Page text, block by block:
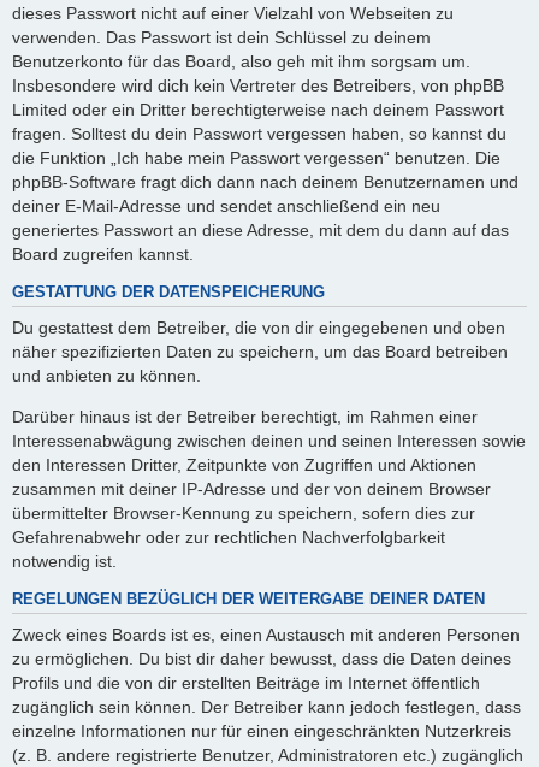
dieses Passwort nicht auf einer Vielzahl von Webseiten zu
verwenden. Das Passwort ist dein Schlüssel zu deinem
Benutzerkonto für das Board, also geh mit ihm sorgsam um.
Insbesondere wird dich kein Vertreter des Betreibers, von phpBB
Limited oder ein Dritter berechtigterweise nach deinem Passwort
fragen. Solltest du dein Passwort vergessen haben, so kannst du
die Funktion „Ich habe mein Passwort vergessen“ benutzen. Die
phpBB-Software fragt dich dann nach deinem Benutzernamen und
deiner E-Mail-Adresse und sendet anschließend ein neu
generiertes Passwort an diese Adresse, mit dem du dann auf das
Board zugreifen kannst.
GESTATTUNG DER DATENSPEICHERUNG
Du gestattest dem Betreiber, die von dir eingegebenen und oben
näher spezifizierten Daten zu speichern, um das Board betreiben
und anbieten zu können.
Darüber hinaus ist der Betreiber berechtigt, im Rahmen einer
Interessenabwägung zwischen deinen und seinen Interessen sowie
den Interessen Dritter, Zeitpunkte von Zugriffen und Aktionen
zusammen mit deiner IP-Adresse und der von deinem Browser
übermittelter Browser-Kennung zu speichern, sofern dies zur
Gefahrenabwehr oder zur rechtlichen Nachverfolgbarkeit
notwendig ist.
REGELUNGEN BEZÜGLICH DER WEITERGABE DEINER DATEN
Zweck eines Boards ist es, einen Austausch mit anderen Personen
zu ermöglichen. Du bist dir daher bewusst, dass die Daten deines
Profils und die von dir erstellten Beiträge im Internet öffentlich
zugänglich sein können. Der Betreiber kann jedoch festlegen, dass
einzelne Informationen nur für einen eingeschränkten Nutzerkreis
(z. B. andere registrierte Benutzer, Administratoren etc.) zugänglich